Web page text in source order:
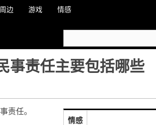
周边 游戏 情感
事责任主要包括哪些
责任。
情感